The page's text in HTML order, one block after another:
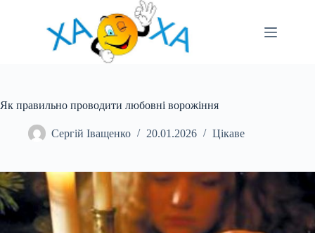
Як правильно проводити любовні ворожіння
Сергій Іващенко 20.01.2026 Цікаве